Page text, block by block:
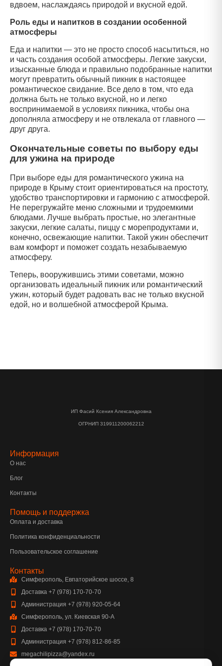
вдвоем, наслаждаясь природой и вкусной едой.
Роль еды и напитков в создании особенной
атмосферы
Еда и напитки — это не просто способ насытиться, но
и часть создания особой атмосферы. Легкие закуски,
изысканные блюда и правильно подобранные напитки
могут превратить обычный пикник в настоящее
романтическое свидание. Все дело в том, что еда
должна быть не только вкусной, но и легко
воспринимаемой в условиях пикника, чтобы она
дополняла атмосферу и не отвлекала от главного —
друг друга.
Окончательные советы по выбору еды
для ужина на природе
При выборе еды для романтического ужина на
природе в Крыму стоит ориентироваться на простоту,
удобство транспортировки и гармонию с атмосферой.
Не перегружайте меню сложными и трудоемкими
блюдами. Лучше выбрать простые, но элегантные
закуски, легкие салаты, пиццу с морепродуктами и,
конечно, освежающие напитки. Такой ужин обеспечит
вам комфорт и поможет создать незабываемую
атмосферу.
Теперь, вооружившись этими советами, можно
организовать идеальный пикник или романтический
ужин, который будет радовать вас не только вкусной
едой, но и волшебной атмосферой Крыма.
ИП Фасий Ксения Александровна
ОГРНИП 319911200062212
Информация
О нас
Блог
Контакты
Помощь и поддержка
Оплата и доставка
Политика конфиденциальности
Пользовательское соглашение
Контакты
Симферополь, Евпаторийское шоссе, 8
Доставка +7 (978) 170-70-70
Администрация +7 (978) 920-05-64
Симферополь, ул. Киевская 90-А
Доставка +7 (978) 170-70-70
Администрация +7 (978) 812-86-85
megachilipizza@yandex.ru